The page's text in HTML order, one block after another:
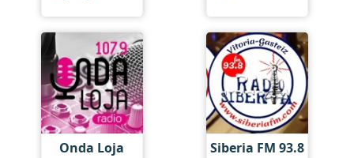
Onda Loja Siberia FM 93.8